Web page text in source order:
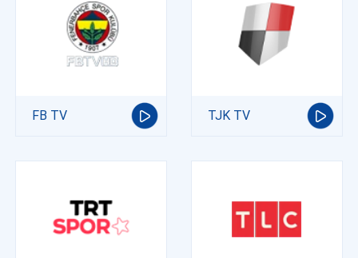
FB TV TJK TV